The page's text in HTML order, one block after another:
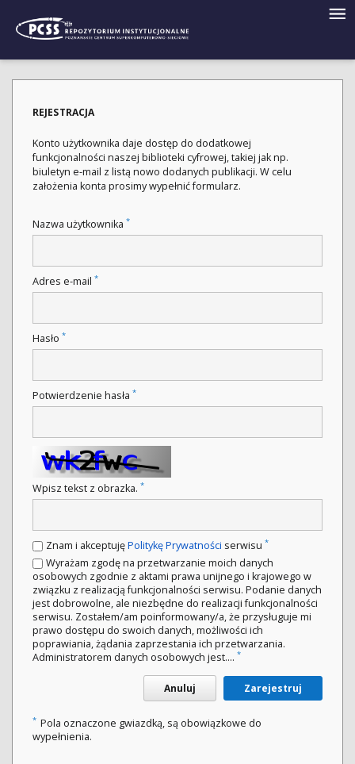
REJESTRACJA
Konto użytkownika daje dostęp do dodatkowej
funkcjonalności naszej biblioteki cyfrowej, takiej jak np.
biuletyn e-mail z listą nowo dodanych publikacji. W celu
założenia konta prosimy wypełnić formularz.
Nazwa użytkownika *
Adres e-mail *
Hasło *
Potwierdzenie hasła *
Wpisz tekst z obrazka. *
Znam i akceptujęPolitykę Prywatności serwisu *
Wyrażam zgodę na przetwarzanie moich danych
osobowych zgodnie z aktami prawa unijnego i krajowego w
związku z realizacją funkcjonalności serwisu. Podanie danych
jest dobrowolne, ale niezbędne do realizacji funkcjonalności
serwisu. Zostałem/am poinformowany/a, że przysługuje mi
prawo dostępu do swoich danych, możliwości ich
poprawiania, żądania zaprzestania ich przetwarzania.
Administratorem danych osobowych jest.... *
Anuluj Zarejestruj
* Pola oznaczone gwiazdką, są obowiązkowe do
wypełnienia.